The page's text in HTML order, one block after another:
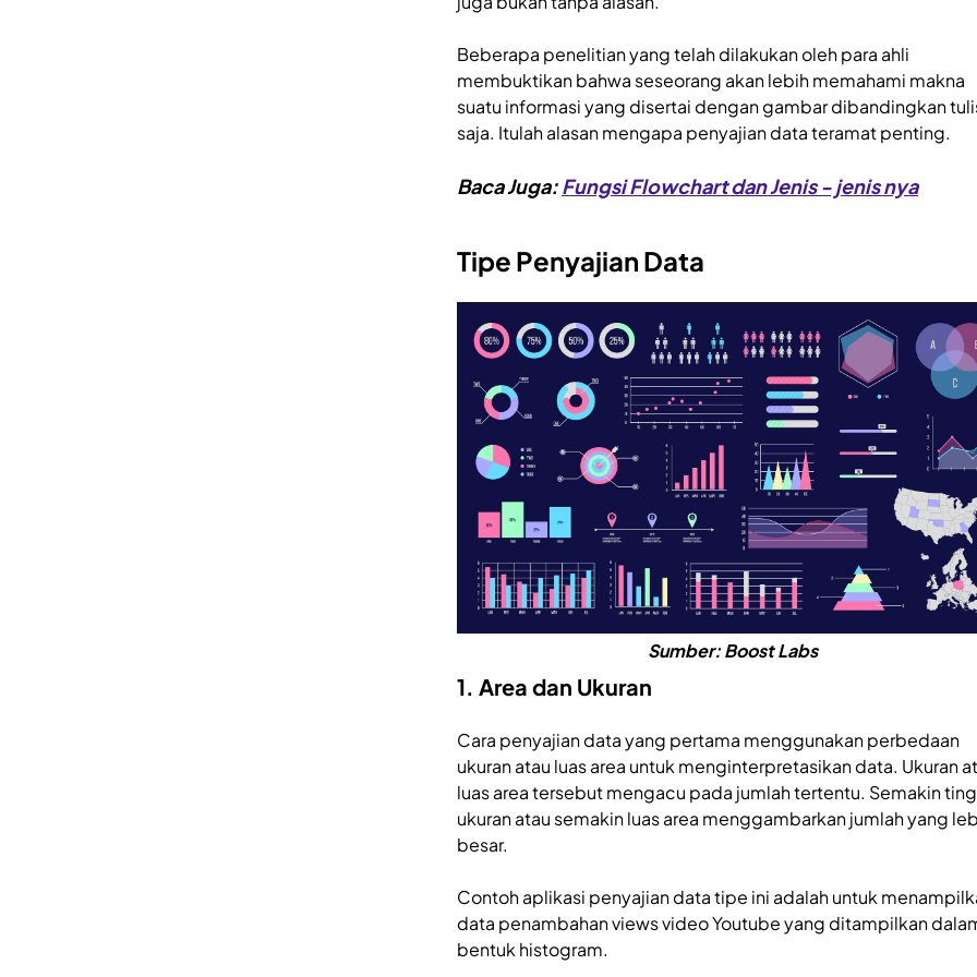
Beberapa penelitian yang telah dilakukan oleh para ahli
membuktikan bahwa seseorang akan lebih memahami makna
suatu informasi yang disertai dengan gambar dibandingkan
saja. Itulah alasan mengapa penyajian data teramat penting.
Baca Juga:Fungsi Flowchart dan Jenis - jenis nya
Tipe Penyajian Data
Sumber: Boost Labs
1. Area dan Ukuran
Cara penyajian data yang pertama menggunakan perbedaan
ukuran atau luas area untuk menginterpretasikan data. Ukuran
luas area tersebut mengacu pada jumlah tertentu. Semakin
ukuran atau semakin luas area menggambarkan jumlah yang
besar.
Contoh aplikasi penyajian data tipe ini adalah untuk
data penambahan views video Youtube yang ditampilkan
bentuk histogram.